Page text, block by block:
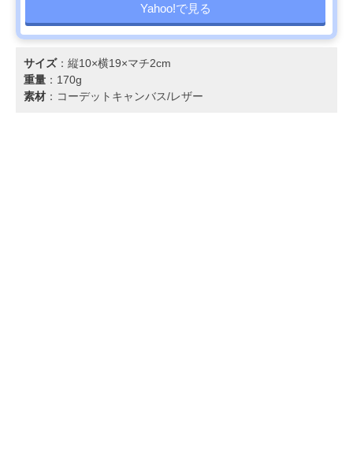
Yahoo!で見る
サイズ：縦10×横19×マチ2cm
重量 ：170g
素材 ：コーデットキャンバス/レザー